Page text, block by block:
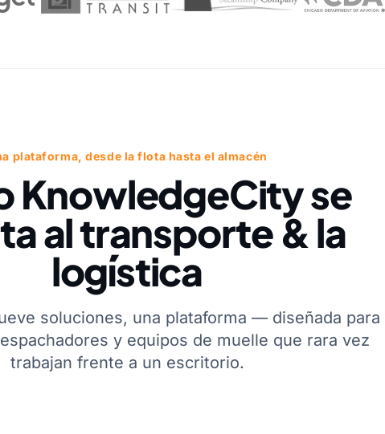
plataforma, desde la flota hasta el almacén
KnowledgeCity se
al transporte & la
logística
soluciones, una plataforma — diseñada para
y equipos de muelle que rara vez
trabajan frente a un escritorio.